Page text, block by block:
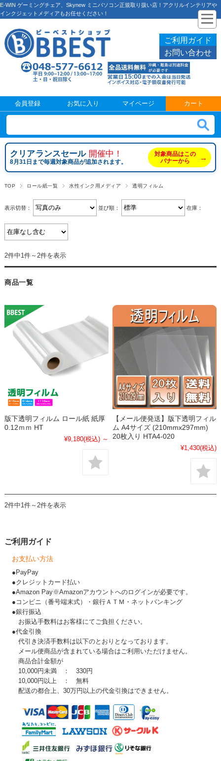
E-WIN ゲーミングチェア、Skynew ミニパソコン正規取り扱い店！アクリルインテリアや
インクジェットメディアもお任せください！
ご利用ガイド
お問い合わせ
会員登録 お気に入り マイページ カート
クリアランスセール 開催中！
8月31日まで毎週対象商品が追加されます。
対象商品はこの
バナーから
→
TOP ロール紙一覧 水性インク用メディア 透明フィルム
表示切替： 並び順： 在庫：
2件中1件～2件を表示
商品一覧
版下透明フィルム ロール紙 紙厚
0.12ｍｍ HT
¥9,180(税込) ～
【メール便発送】版下透明フィル
ム A4サイズ (210mmx297mm)
20枚入り HTA4-020
¥1,430(税込)
2件中1件～2件を表示
ご利用ガイド
お支払い方法
●PayPay
●クレジットカード払い
●Amazon Pay※Amazonアカウントへのログインが必要です。
●コンビニ（番号端末式）・銀行ＡＴＭ・ネットバンキング
●銀行振込
お振込手数料はお客様にてご負担ください。
●代金引換
代引き決済手数料は以下のとおりとなっております。
メール便商品が含まれている場合はご利用いただけません。
商品合計金額が
10,000円未満 ： 330円
10,000円以上 ： 無料
配送の都合上、30万円以上の代金引換はできません。